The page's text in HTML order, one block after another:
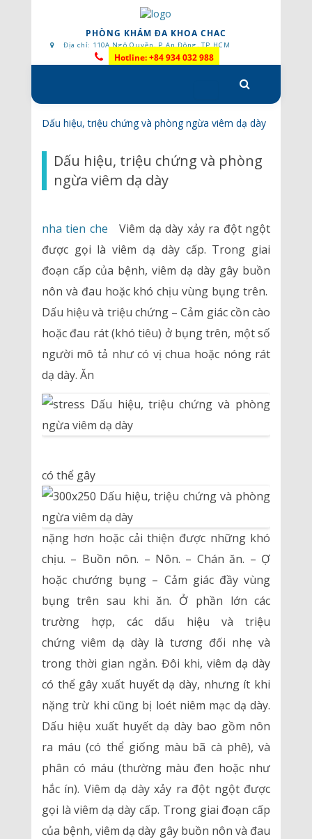
PHÒNG KHÁM ĐA KHOA CHAC
Địa chỉ: 110A Ngô Quyền, P.An Đông, TP.HCM
Hotline: +84 934 032 988
to
content
Dấu hiệu, triệu chứng và phòng ngừa viêm dạ dày
Dấu hiệu, triệu chứng và phòng
ngừa viêm dạ dày
nha tien che Viêm dạ dày xảy ra đột ngột
được gọi là viêm dạ dày cấp. Trong giai
đoạn cấp của bệnh, viêm dạ dày gây buồn
nôn và đau hoặc khó chịu vùng bụng trên.
Dấu hiệu và triệu chứng – Cảm giác cồn cào
hoặc đau rát (khó tiêu) ở bụng trên, một số
người mô tả như có vị chua hoặc nóng rát
dạ dày. Ăn
có thể gây
nặng hơn hoặc cải thiện được những khó
chịu. – Buồn nôn. – Nôn. – Chán ăn. – Ợ
hoặc chướng bụng – Cảm giác đầy vùng
bụng trên sau khi ăn. Ở phần lớn các
trường hợp, các dấu hiệu và triệu
chứng viêm dạ dày là tương đối nhẹ và
trong thời gian ngắn. Đôi khi, viêm dạ dày
có thể gây xuất huyết dạ dày, nhưng ít khi
nặng trừ khi cũng bị loét niêm mạc dạ dày.
Dấu hiệu xuất huyết dạ dày bao gồm nôn
ra máu (có thể giống màu bã cà phê), và
phân có máu (thường màu đen hoặc như
hắc ín). Viêm dạ dày xảy ra đột ngột được
gọi là viêm dạ dày cấp. Trong giai đoạn cấp
của bệnh, viêm dạ dày gây buồn nôn và đau